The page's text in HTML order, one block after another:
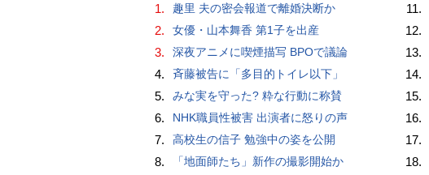
1. 趣里 夫の密会報道で離婚決断か
2. 女優・山本舞香 第1子を出産
3. 深夜アニメに喫煙描写 BPOで議論
4. 斉藤被告に「多目的トイレ以下」
5. みな実を守った? 粋な行動に称賛
6. NHK職員性被害 出演者に怒りの声
7. 高校生の信子 勉強中の姿を公開
8. 「地面師たち」新作の撮影開始か
11.
12.
13.
14.
15.
16.
17.
18.